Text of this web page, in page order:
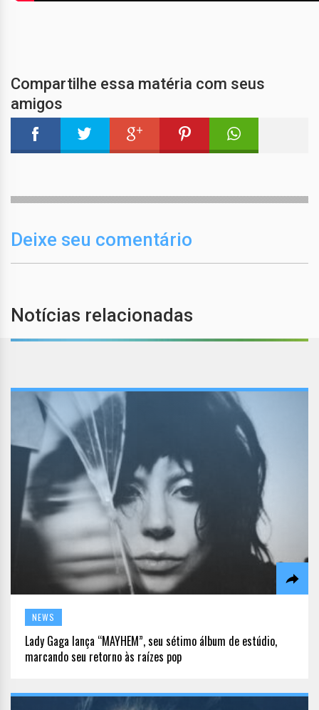
Compartilhe essa matéria com seus
amigos
Deixe seu comentário
Notícias relacionadas
NEWS
Lady Gaga lança “MAYHEM”, seu sétimo álbum de estúdio,
marcando seu retorno às raízes pop​